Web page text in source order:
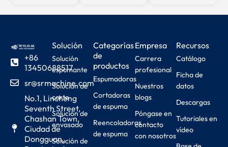
+86
13450688517
sr@srmachine.com
No.1, Lincheng
Seventh Street,
Chashan Town,
Ciudad de
Dongguan,
Solución
Solución
espumante
Solución de
corte
Solución de
envasado
Solución de
Categorías
de
productos
Espumadoras
Cortadoras
de espuma
Reencoladoras
de espuma
Empresa
Carrera
profesional
Nuestros
blogs
Póngase en
contacto
con nosotros
Recursos
Catálogo
Ficha de
datos
Descargas
Tutoriales en
vídeo